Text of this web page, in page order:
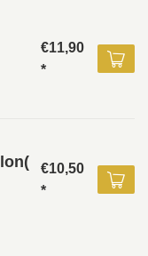
€11,90
*
€10,50
*